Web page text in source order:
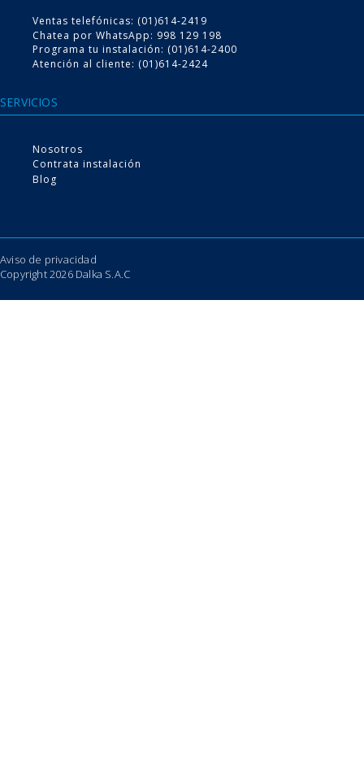
Conoce nuestro
Servicio de instalación
llevamos e instalamos
Ventas telefónicas: (01)614-2419
Chatea por WhatsApp: 998 129 198
Programa tu instalación: (01)614-2400
Atención al cliente: (01)614-2424
SERVICIOS
Nosotros
Contrata instalación
Blog
Aviso de privacidad
Copyright 2026 Dalka S.A.C